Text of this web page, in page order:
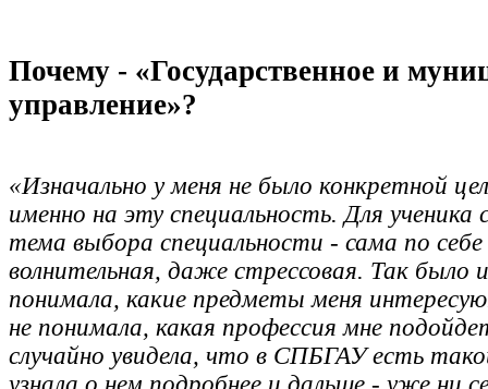
Почему - «Государственное и
управление»?
«Изначально у меня не было конкретной
именно на эту специальность. Для ученика
тема выбора специальности - сама по
волнительная, даже стрессовая. Так было
понимала, какие предметы меня
не понимала, какая профессия мне
случайно увидела, что в СПБГАУ есть